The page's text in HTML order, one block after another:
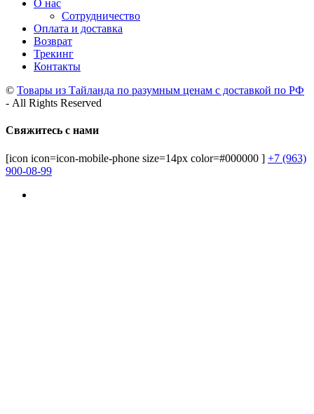
О нас
Сотрудничество
Оплата и доставка
Возврат
Трекинг
Контакты
© Товары из Тайланда по разумным ценам с доставкой по РФ
- All Rights Reserved
Свяжитесь с нами
[icon icon=icon-mobile-phone size=14px color=#000000 ] +7 (963)
900-08-99